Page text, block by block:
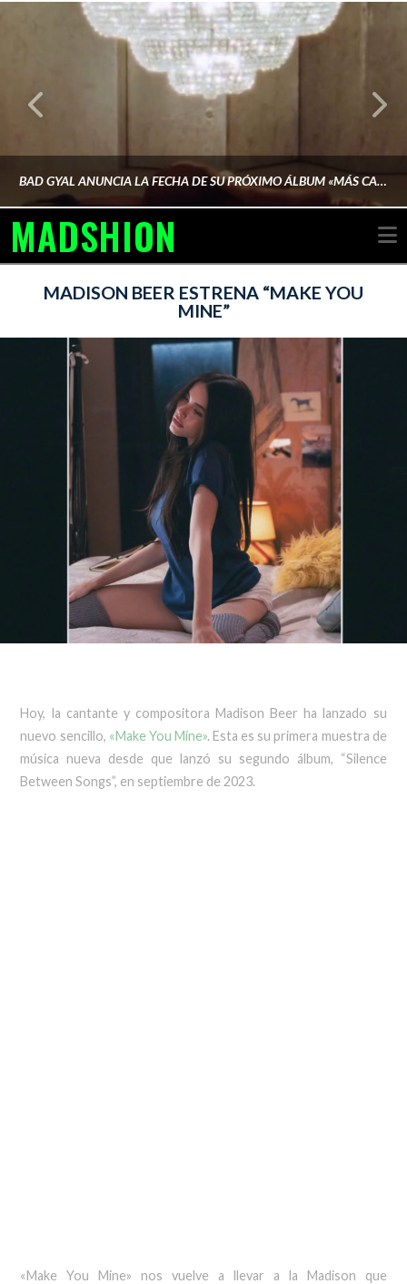
BAD GYAL ANUNCIA LA FECHA DE SU PRÓXIMO ÁLBUM «MÁS CARA»
FEBRERO 6, 2026
MADSHION
MADISON BEER ESTRENA “MAKE YOU
MINE”
Hoy, la cantante y compositora Madison Beer ha lanzado su
nuevo sencillo, «Make You Mine». Esta es su primera muestra de
música nueva desde que lanzó su segundo álbum, “Silence
Between Songs”, en septiembre de 2023.
«Make You Mine» nos vuelve a llevar a la Madison que